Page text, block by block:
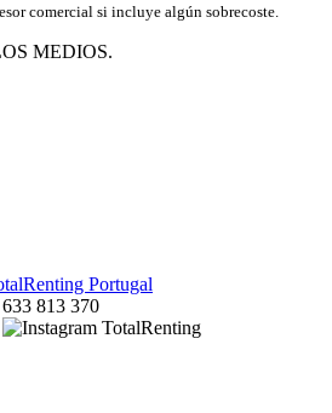
comercial si incluye algún sobrecoste.
MEDIOS.
813 370